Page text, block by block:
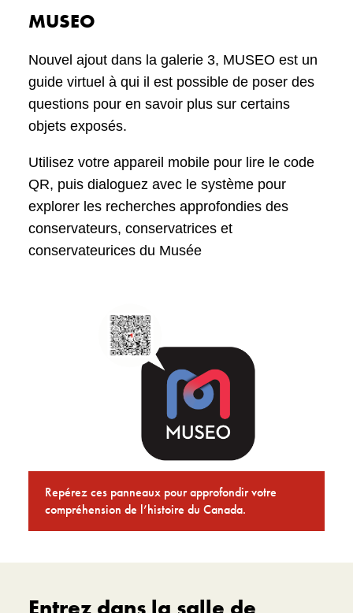
MUSEO
Nouvel ajout dans la galerie 3, MUSEO est un
guide virtuel à qui il est possible de poser des
questions pour en savoir plus sur certains
objets exposés.
Utilisez votre appareil mobile pour lire le code
QR, puis dialoguez avec le système pour
explorer les recherches approfondies des
conservateurs, conservatrices et
conservateurices du Musée
Repérez ces panneaux pour approfondir votre
compréhension de l’histoire du Canada.